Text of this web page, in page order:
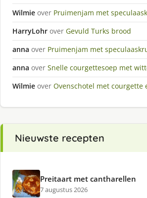
Wilmie over Pruimenjam met
HarryLohr over Gevuld Turks brood
anna over Pruimenjam met
anna over Snelle courgettesoep met
Wilmie over Ovenschotel met courgette
Nieuwste recepten
Preitaart met cantharellen
7 augustus 2026